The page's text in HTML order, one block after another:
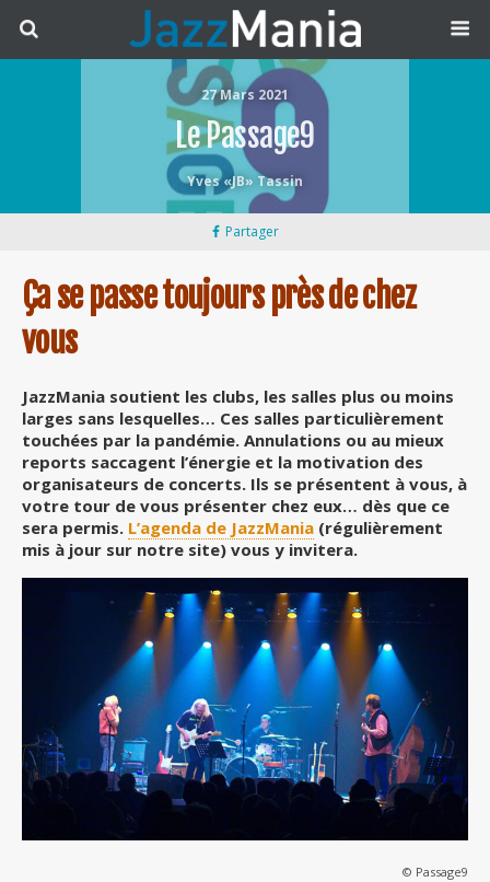
27 Mars 2021
Le Passage9
Yves «JB» Tassin
Partager
Ça se passe toujours près de chez
vous
JazzMania soutient les clubs, les salles plus ou moins
larges sans lesquelles… Ces salles particulièrement
touchées par la pandémie. Annulations ou au mieux
reports saccagent l’énergie et la motivation des
organisateurs de concerts. Ils se présentent à vous, à
votre tour de vous présenter chez eux… dès que ce
sera permis. L’agenda de JazzMania (régulièrement
mis à jour sur notre site) vous y invitera.
© Passage9